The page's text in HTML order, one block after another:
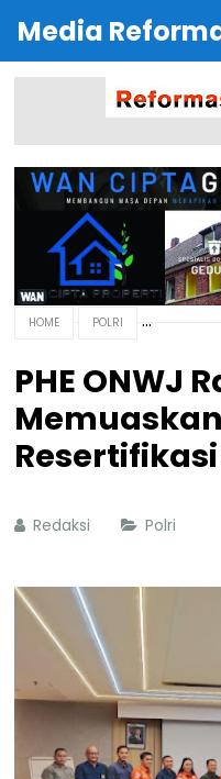
Media
HOME POLRI
PHE ONWJ
Resertifikasi
Redaksi Polri